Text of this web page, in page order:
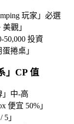
玩家 」必選
美觀 」
50,000 投資
蛋捲桌 」
」CP 值
」中-高
便宜 50% 」
5 」